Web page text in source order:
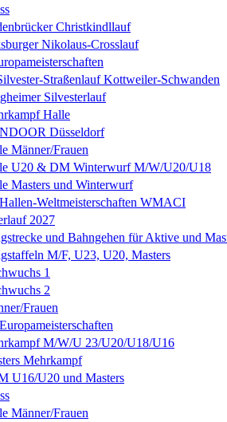
Christkindllauf
Nikolaus-Crosslauf
Straßenlauf Kottweiler-Schwanden
Silvesterlauf
Halle
Düsseldorf
Männer/Frauen
U20 & DM Winterwurf M/W/U20/U18
Masters und Winterwurf
Weltmeisterschaften WMACI
2027
und Bahngehen für Aktive und
M/F, U23, U20, Masters
1
2
Frauen
M/W/U 23/U20/U18/U16
Mehrkampf
U16/U20 und Masters
Männer/Frauen